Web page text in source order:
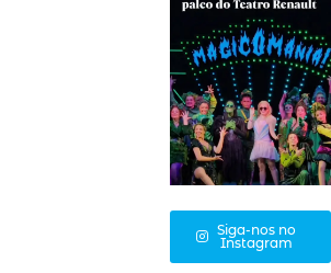
Siga-nos no
Instagram